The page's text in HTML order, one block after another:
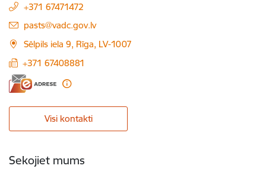
+371 67471472
E-pasts:
pasts@vadc.gov.lv
Sēlpils iela 9, Rīga, LV-1007
+371 67408881
Visi kontakti
Sekojiet mums